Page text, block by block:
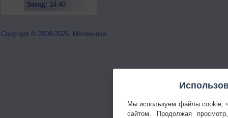
Заход: 14:40
Copyright © 2009-2026, Метеонова
Мы используем файлы cookie,
сайтом. Продолжая